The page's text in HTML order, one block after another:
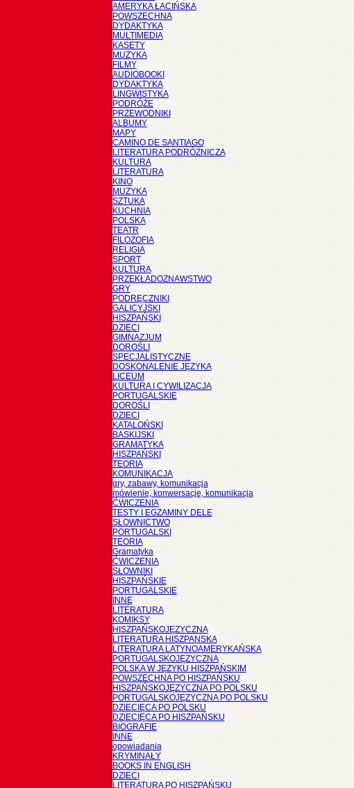
AMERYKA ŁACIŃSKA
POWSZECHNA
DYDAKTYKA
MULTIMEDIA
KASETY
MUZYKA
FILMY
AUDIOBOOKI
DYDAKTYKA
LINGWISTYKA
PODRÓŻE
PRZEWODNIKI
ALBUMY
MAPY
CAMINO DE SANTIAGO
LITERATURA PODRÓŻNICZA
KULTURA
LITERATURA
KINO
MUZYKA
SZTUKA
KUCHNIA
POLSKA
TEATR
FILOZOFIA
RELIGIA
SPORT
KULTURA
PRZEKŁADOZNAWSTWO
GRY
PODRĘCZNIKI
GALICYJSKI
HISZPAŃSKI
DZIECI
GIMNAZJUM
DOROŚLI
SPECJALISTYCZNE
DOSKONALENIE JĘZYKA
LICEUM
KULTURA I CYWILIZACJA
PORTUGALSKIE
DOROŚLI
DZIECI
KATALOŃSKI
BASKIJSKI
GRAMATYKA
HISZPAŃSKI
TEORIA
KOMUNIKACJA
gry, zabawy, komunikacja
mówienie, konwersacje, komunikacja
ĆWICZENIA
TESTY I EGZAMINY DELE
SŁOWNICTWO
PORTUGALSKI
TEORIA
Gramatyka
ĆWICZENIA
SŁOWNIKI
HISZPAŃSKIE
PORTUGALSKIE
INNE
LITERATURA
KOMIKSY
HISZPAŃSKOJĘZYCZNA
LITERATURA HISZPANSKA
LITERATURA LATYNOAMERYKAŃSKA
PORTUGALSKOJĘZYCZNA
POLSKA W JĘZYKU HISZPAŃSKIM
POWSZECHNA PO HISZPAŃSKU
HISZPAŃSKOJĘZYCZNA PO POLSKU
PORTUGALSKOJĘZYCZNA PO POLSKU
DZIECIĘCA PO POLSKU
DZIECIĘCA PO HISZPAŃSKU
BIOGRAFIE
INNE
opowiadania
KRYMINAŁY
BOOKS IN ENGLISH
DZIECI
LITERATURA PO HISZPAŃSKU